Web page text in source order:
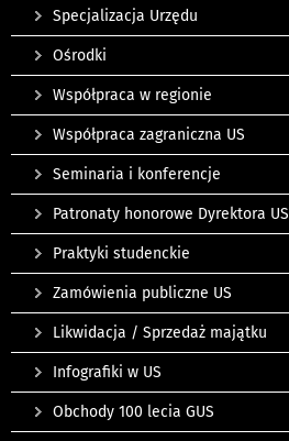
Specjalizacja Urzędu
Ośrodki
Współpraca w regionie
Współpraca zagraniczna US
Seminaria i konferencje
Patronaty honorowe Dyrektora US
Praktyki studenckie
Zamówienia publiczne US
Likwidacja / Sprzedaż majątku
Infografiki w US
Obchody 100 lecia GUS